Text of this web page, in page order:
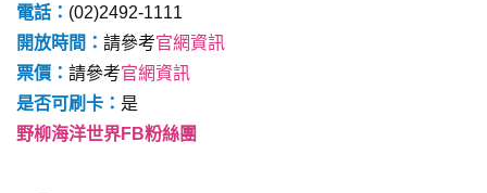
電話： (02)2492-1111
開放時間： 請參考官網資訊
票價： 請參考官網資訊
是否可刷卡： 是
野柳海洋世界FB粉絲團